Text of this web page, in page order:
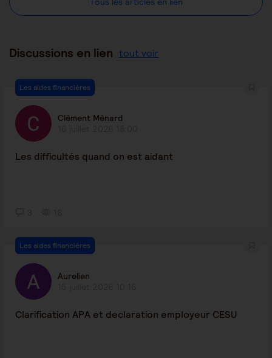
Discussions en lien tout voir
Les aides financières
Clément Ménard
Les difficultés quand on est aidant
Les aides financières
Aurelien
Clarification APA et declaration employeur CESU